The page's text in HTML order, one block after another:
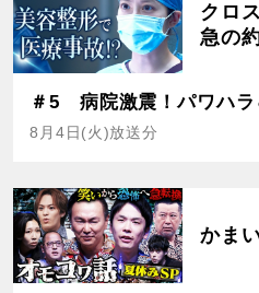
クロ
急の
＃5 病院激震！パワハ
8月4日(火)放送分
かま